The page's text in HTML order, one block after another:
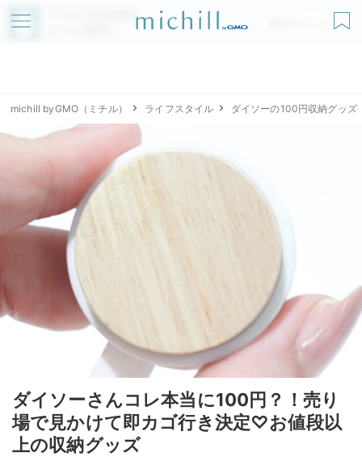
アプリでmichillが
無料ダウンロード
michill byGMO（ミチル） ライフスタイル ダイソーの100円収納グッズ
ダイソーさんコレ本当に100円？！売り
場で見かけて即カゴ行き決定♡お値段以
上の収納グッズ